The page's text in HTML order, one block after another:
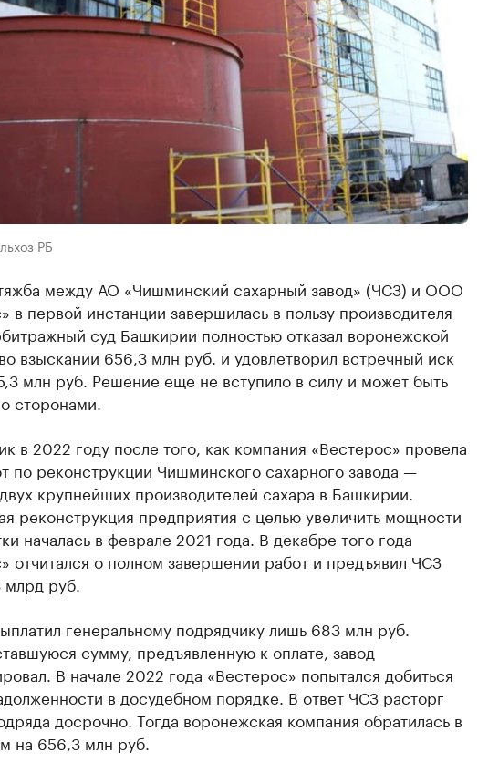
РБ
между АО «Чишминский сахарный завод» (ЧСЗ) и ООО
в первой инстанции завершилась в пользу производителя
суд Башкирии полностью отказал воронежской
взыскании 656,3 млн руб. и удовлетворил встречный иск
млн руб. Решение еще не вступило в силу и может быть
сторонами.
в 2022 году после того, как компания «Вестерос» провела
по реконструкции Чишминского сахарного завода —
крупнейших производителей сахара в Башкирии.
реконструкция предприятия с целью увеличить мощности
началась в феврале 2021 года. В декабре того года
отчитался о полном завершении работ и предъявил ЧСЗ
млрд руб.
генеральному подрядчику лишь 683 млн руб.
сумму, предъявленную к оплате, завод
В начале 2022 года «Вестерос» попытался добиться
в досудебном порядке. В ответ ЧСЗ расторг
досрочно. Тогда воронежская компания обратилась в
на 656,3 млн руб.